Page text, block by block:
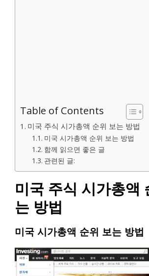
Table of Contents
미국 주식 시가총액 순위 보는 방법
미국 시가총액 순위 보는 방법
함께 읽으면 좋은 글
관련된 글:
미국 주식 시가총액
는 방법
미국 시가총액 순위 보는 방법